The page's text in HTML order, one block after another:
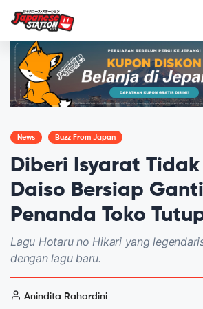
News Buzz From Japan
Diberi Isyarat
Daiso Bersiap
Penanda Toko
Lagu Hotaru no Hikari yang
dengan lagu baru.
Anindita Rahardini